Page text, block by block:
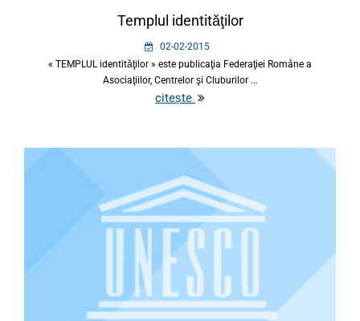
Templul identităţilor
02-02-2015
« TEMPLUL identităţilor » este publicaţia Federaţiei Române a
Asociaţiilor, Centrelor şi Cluburilor ...
citește